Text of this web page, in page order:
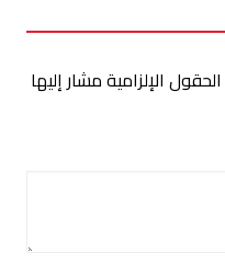
الحقول الإلزامية مشار إليها